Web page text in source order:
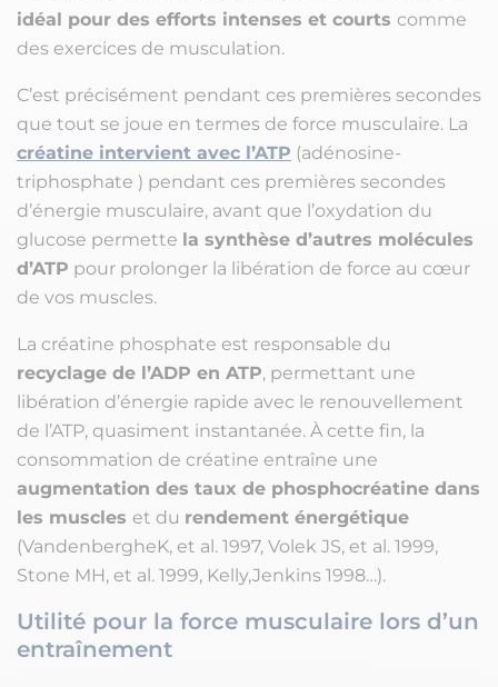
idéal pour des efforts intenses et courts comme
des exercices de musculation.
C’est précisément pendant ces premières secondes
que tout se joue en termes de force musculaire. La
créatine intervient avec l’ATP (adénosine-
triphosphate ) pendant ces premières secondes
d’énergie musculaire, avant que l’oxydation du
glucose permette la synthèse d’autres molécules
d’ATP pour prolonger la libération de force au cœur
de vos muscles.
La créatine phosphate est responsable du
recyclage de l’ADP en ATP, permettant une
libération d’énergie rapide avec le renouvellement
de l’ATP, quasiment instantanée. À cette fin, la
consommation de créatine entraîne une
augmentation des taux de phosphocréatine dans
les muscles et du rendement énergétique
(VandenbergheK, et al. 1997, Volek JS, et al. 1999,
Stone MH, et al. 1999, Kelly,Jenkins 1998…).
Utilité pour la force musculaire lors d’un
entraînement